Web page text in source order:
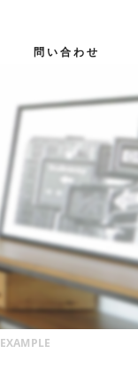
問い合わせ
無料相談会
EXAMPLE